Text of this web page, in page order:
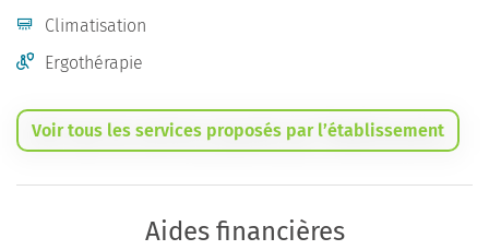
Climatisation
Ergothérapie
Voir tous les services proposés par l’établissement
Aides financières